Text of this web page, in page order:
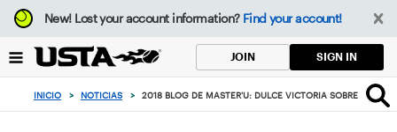
Enfoque
desde
botón
volver
New!Lost your account information? Find your account!
JOIN SIGN IN
INICIO > NOTICIAS > 2018 BLOG DE MASTER'U: DULCE VICTORIA SOBRE BÉLGICA